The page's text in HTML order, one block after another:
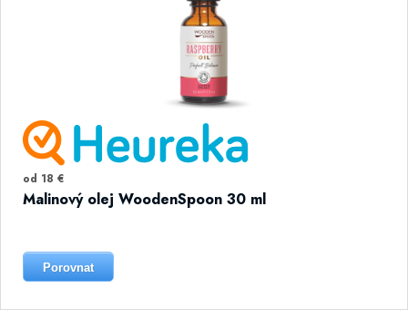
od 18 €
Malinový olej WoodenSpoon 30 ml
Porovnat